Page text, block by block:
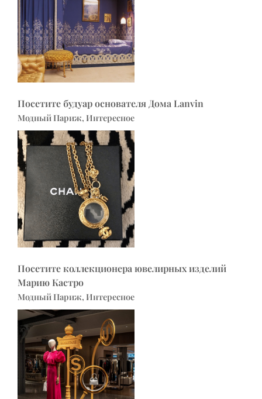
Посетите будуар основателя Дома Lanvin
Модный Париж, Интересное
Посетите коллекционера ювелирных изделий
Марию Кастро
Модный Париж, Интересное